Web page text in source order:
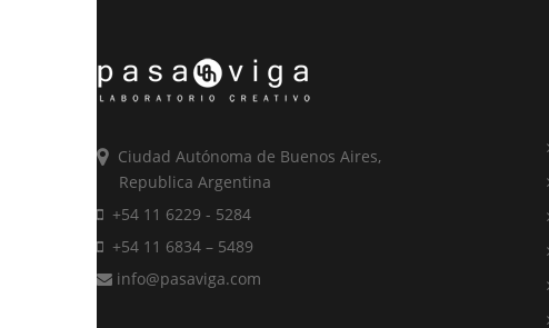
Ciudad Autónoma de Buenos Aires,
Republica Argentina
+54 11 6229 - 5284
+54 11 6834 – 5489
info@pasaviga.com